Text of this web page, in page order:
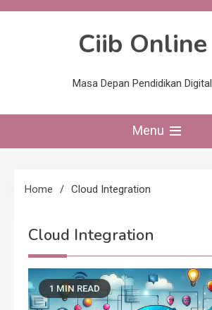
Skip
Ciib Online
Masa Depan Pendidikan Digital
Menu
Home Cloud Integration
Cloud Integration
1 MIN READ